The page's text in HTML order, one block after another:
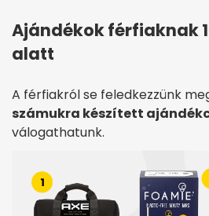
Ajándékok férfiaknak
alatt
A férfiakról se feledkezzünk
számukra készített
válogathatunk.